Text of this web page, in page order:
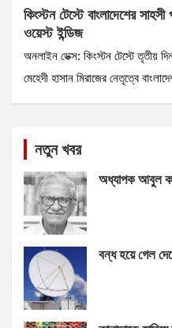
কিংস্টন টেস্টে বাংলাদেশের
ওয়েস্ট ইন্ডিজ
অনলাইন ডেক্স: কিংস্টন টেস্টে তৃতীয়
মেহেদী হাসান মিরাজের নেতৃত্বে
নতুন খবর
অধ্যাপক আবুল
বন্ধ হয়ে গেল